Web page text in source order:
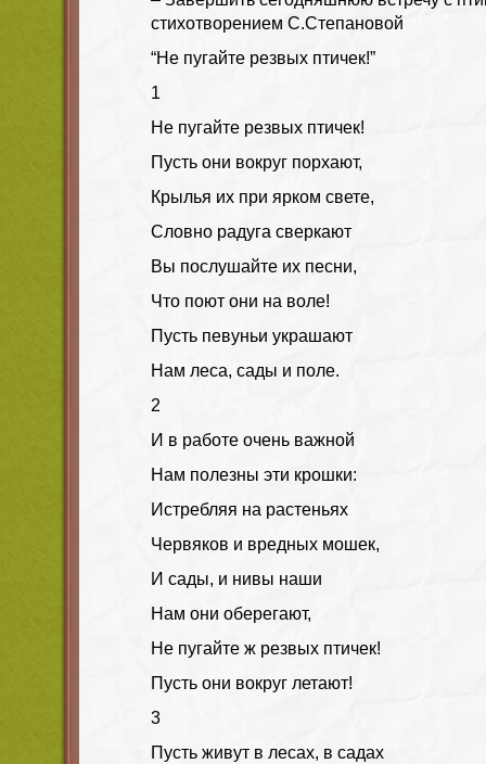
стихотворением С.Степановой
“Не пугайте резвых птичек!”
1
Не пугайте резвых птичек!
Пусть они вокруг порхают,
Крылья их при ярком свете,
Словно радуга сверкают
Вы послушайте их песни,
Что поют они на воле!
Пусть певуньи украшают
Нам леса, сады и поле.
2
И в работе очень важной
Нам полезны эти крошки:
Истребляя на растеньях
Червяков и вредных мошек,
И сады, и нивы наши
Нам они оберегают,
Не пугайте ж резвых птичек!
Пусть они вокруг летают!
3
Пусть живут в лесах, в садах